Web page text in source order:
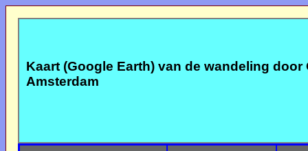
Kaart (Google Earth) van de wandeling
Amsterdam